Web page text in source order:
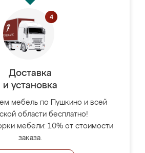
Доставка
и установка
мебель по Пушкино и всей
области бесплатно!
мебели: 10% от стоимости
заказа.